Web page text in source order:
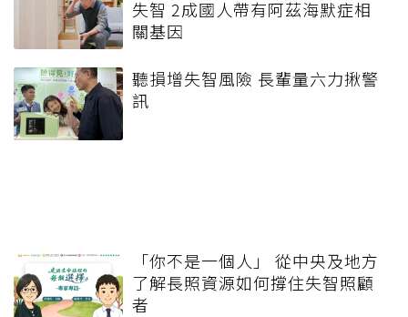
失智 2成國人帶有阿茲海默症相
關基因
聽損增失智風險 長輩量六力揪警
訊
「你不是一個人」 從中央及地方
了解長照資源如何撐住失智照顧
者